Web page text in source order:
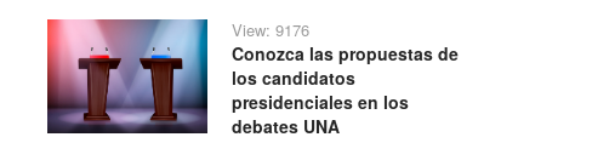
View: 9176
Conozca las propuestas de
los candidatos
presidenciales en los
debates UNA